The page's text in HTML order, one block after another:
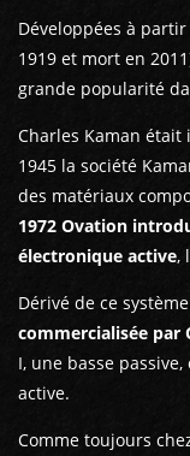
Développées à
1919 et mort en
grande popularité
Charles Kaman
1945 la société
des matériaux
1972 Ovation
électronique active,
Dérivé de ce
commercialisée par
I, une basse
active.
Comme toujours